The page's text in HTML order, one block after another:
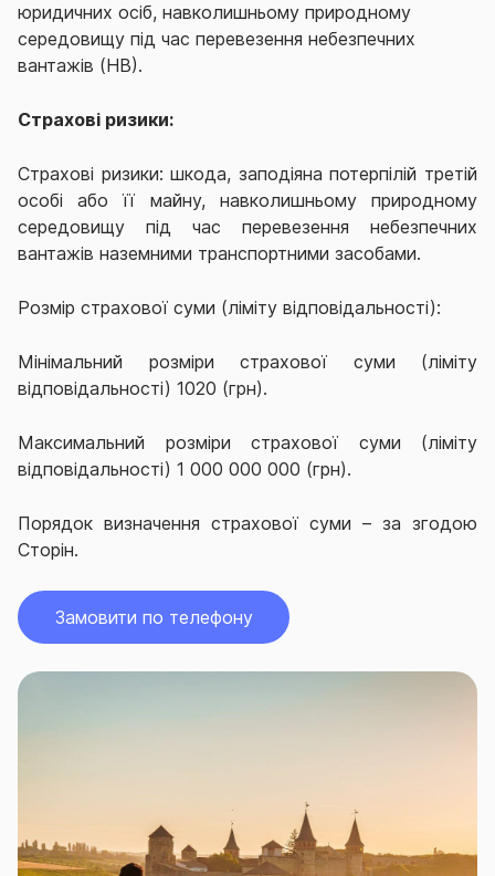
юридичних осіб, навколишньому природному
середовищу під час перевезення небезпечних
вантажів (НВ).
Страхові ризики:
Страхові ризики: шкода, заподіяна потерпілій третій
особі або її майну, навколишньому природному
середовищу під час перевезення небезпечних
вантажів наземними транспортними засобами.
Розмір страхової суми (ліміту відповідальності):
Мінімальний розміри страхової суми (ліміту
відповідальності) 1020 (грн).
Максимальний розміри страхової суми (ліміту
відповідальності) 1 000 000 000 (грн).
Порядок визначення страхової суми – за згодою
Сторін.
Замовити по телефону